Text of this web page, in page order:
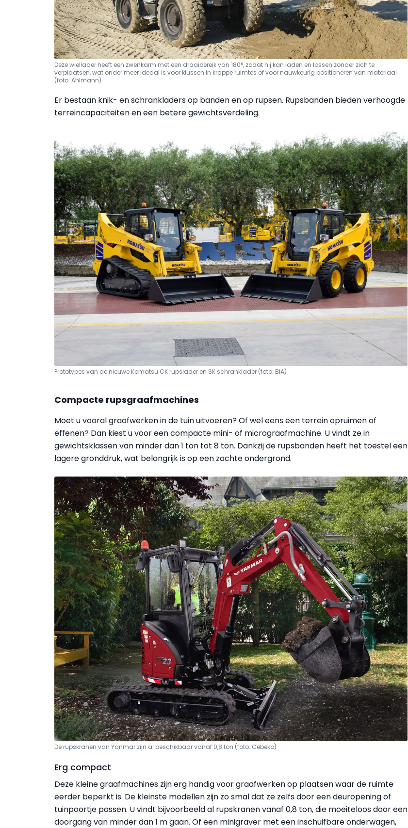
Deze wiellader heeft een zwenkarm met een draaibereik van 180°, zodat hij kan laden en lossen zonder zich te
verplaatsen, wat onder meer ideaal is voor klussen in krappe ruimtes of voor nauwkeurig positioneren van materiaal
(foto: Ahlmann)
Er bestaan knik- en schrankladers op banden en op rupsen. Rupsbanden bieden verhoogde
terreincapaciteiten en een betere gewichtsverdeling.
Prototypes van de nieuwe Komatsu CK rupslader en SK schranklader (foto: BIA)
Compacte rupsgraafmachines
Moet u vooral graafwerken in de tuin uitvoeren? Of wel eens een terrein opruimen of
effenen? Dan kiest u voor een compacte mini- of micrograafmachine. U vindt ze in
gewichtsklassen van minder dan 1 ton tot 8 ton. Dankzij de rupsbanden heeft het toestel een
lagere gronddruk, wat belangrijk is op een zachte ondergrond.
De rupskranen van Yanmar zijn al beschikbaar vanaf 0,8 ton (foto: Cebeko)
Erg compact
Deze kleine graafmachines zijn erg handig voor graafwerken op plaatsen waar de ruimte
eerder beperkt is. De kleinste modellen zijn zo smal dat ze zelfs door een deuropening of
tuinpoortje passen. U vindt bijvoorbeeld al rupskranen vanaf 0,8 ton, die moeiteloos door een
doorgang van minder dan 1 m gaan. Of een minigraver met een inschuifbare onderwagen,